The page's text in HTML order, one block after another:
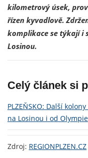
kilometrový úsek,
řízen kyvadlově.
komplikace se týkají i
Losinou.
Celý článek si
PLZEŇSKO: Další
na Losinou i od Olympie
Zdroj: REGIONPLZEN.CZ